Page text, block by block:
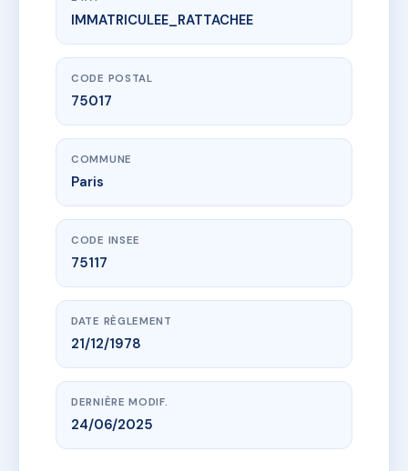
www.vme.plus/AC4890059
SDC 22 LAMBER
22 r juliette lamber
IMMATRICULEE_RATTACHEE
CODE POSTAL
75017
COMMUNE
Paris
CODE INSEE
75117
DATE RÈGLEMENT
21/12/1978
DERNIÈRE MODIF.
24/06/2025